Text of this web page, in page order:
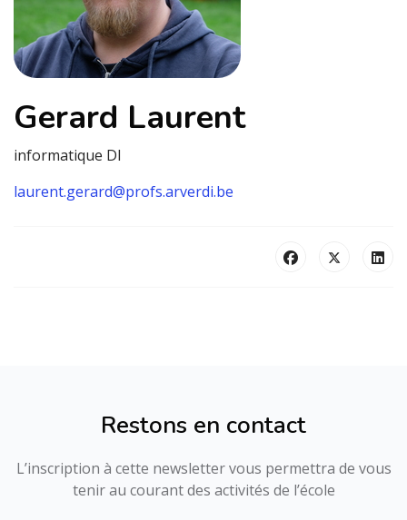
Gerard Laurent
informatique DI
laurent.gerard@profs.arverdi.be
Restons en contact
L’inscription à cette newsletter vous permettra de vous
tenir au courant des activités de l’école